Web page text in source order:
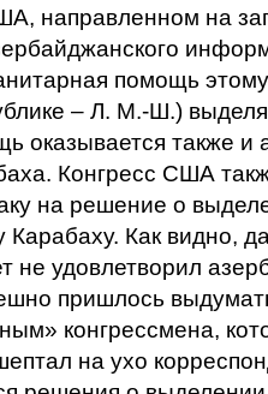
направленном на
помощь
– Л. М.-Ш.)
оказывается также и
Конгресс США
на решение о
Как видно,
не удовлетворил
пришлось
конгрессмена,
на ухо